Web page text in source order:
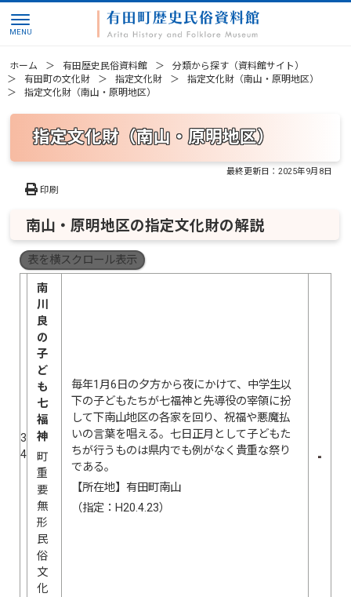
ホーム 有田歴史民俗資料館
分類から探す（資料館サイト）
有田町の文化財
指定文化財
指定文化財（南山・原明地区）
指定文化財（南山・原明地区）
指定文化財（南山・原明地区）
最終更新日：2025年9月8日
印刷
南山・原明地区の指定文化財の解説
表を横スクロール表示
3
4
南
川
良
の
子
ど
も
七
福
神
町
重
要
無
形
民
俗
文
化
毎年1月6日の夕方から夜にかけて、中学生以
下の子どもたちが七福神と先導役の宰領に扮
して下南山地区の各家を回り、祝福や悪魔払
いの言葉を唱える。七日正月として子どもた
ちが行うものは県内でも例がなく貴重な祭り
である。
【所在地】有田町南山
（指定：H20.4.23）